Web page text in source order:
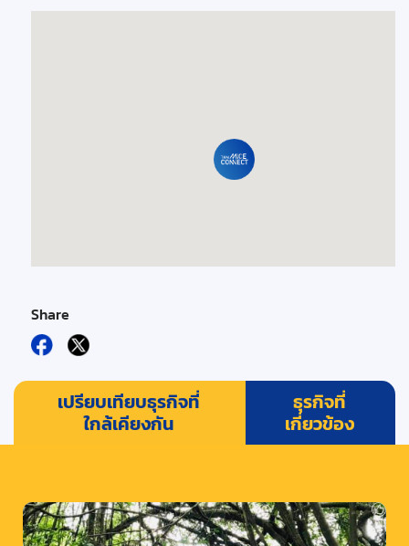
Share
เปรียบเทียบธุรกิจที่
ใกล้เคียงกัน
ธุรกิจที่
เกี่ยวข้อง